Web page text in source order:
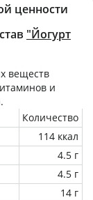
ценности
"Йогурт
веществ
и
Количество
114 ккал
4.5 г
4.5 г
14 г